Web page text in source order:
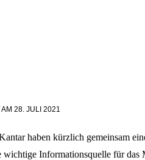
28. JULI 2021
haben kürzlich gemeinsam
wichtige Informationsquelle für